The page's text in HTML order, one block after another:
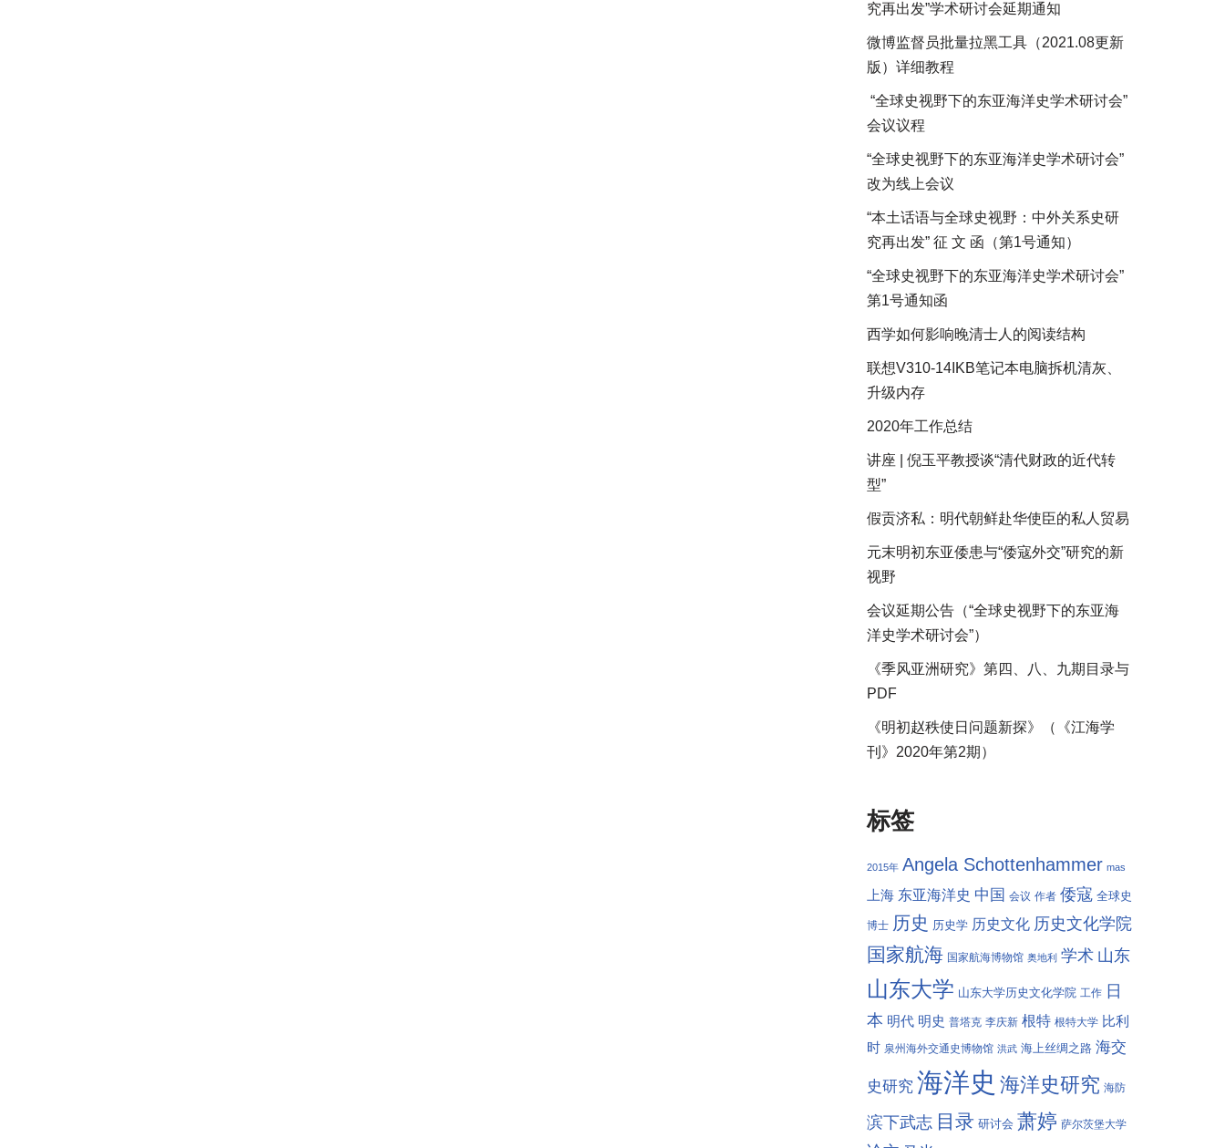
究再出发”学术研讨会延期通知
微博监督员批量拉黑工具（2021.08更新
版）详细教程
“全球史视野下的东亚海洋史学术研讨会”
会议议程
“全球史视野下的东亚海洋史学术研讨会”
改为线上会议
“本土话语与全球史视野：中外关系史研
究再出发” 征 文 函（第1号通知）
“全球史视野下的东亚海洋史学术研讨会”
第1号通知函
西学如何影响晚清士人的阅读结构
联想V310-14IKB笔记本电脑拆机清灰、
升级内存
2020年工作总结
讲座 | 倪玉平教授谈“清代财政的近代转
型”
假贡济私：明代朝鲜赴华使臣的私人贸易
元末明初东亚倭患与“倭寇外交”研究的新
视野
会议延期公告（“全球史视野下的东亚海
洋史学术研讨会”）
《季风亚洲研究》第四、八、九期目录与
PDF
《明初赵秩使日问题新探》（《江海学
刊》2020年第2期）
标签
2015年 Angela Schottenhammer mas
上海 东亚海洋史 中国 会议 作者 倭寇 全球史
博士 历史 历史学 历史文化 历史文化学院
国家航海 国家航海博物馆 奥地利 学术 山东
山东大学 山东大学历史文化学院 工作 日
本 明代 明史 普塔克 李庆新 根特 根特大学 比利
时 泉州海外交通史博物馆 洪武 海上丝绸之路 海交
史研究 海洋史 海洋史研究 海防
滨下武志 目录 研讨会 萧婷 萨尔茨堡大学